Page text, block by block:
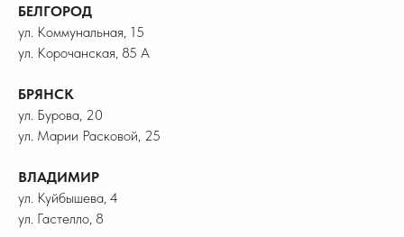
БЕЛГОРОД
ул. Коммунальная, 15
ул. Корочанская, 85 А
БРЯНСК
ул. Бурова, 20
ул. Марии Расковой, 25
ВЛАДИМИР
ул. Куйбышева, 4
ул. Гастелло, 8